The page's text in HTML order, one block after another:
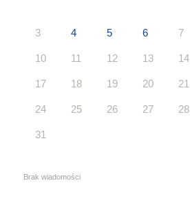
3 4 5 6 7
10 11 12 13 14
17 18 19 20 21
24 25 26 27 28
31
Brak wiadomości